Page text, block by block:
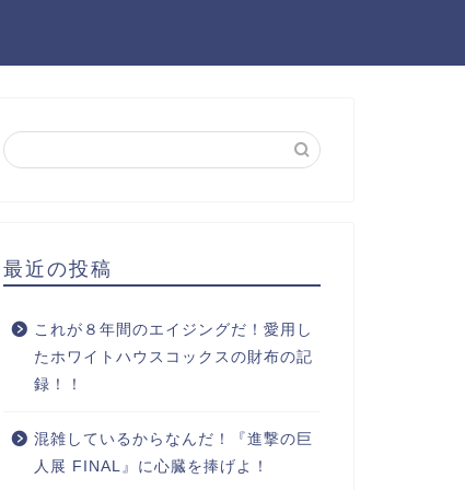
最近の投稿
これが８年間のエイジングだ！愛用し
たホワイトハウスコックスの財布の記
録！！
混雑しているからなんだ！『進撃の巨
人展 FINAL』に心臓を捧げよ！